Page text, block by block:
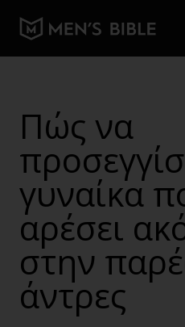
Πώς να
γυναίκα
αρέσει
στην
άντρες